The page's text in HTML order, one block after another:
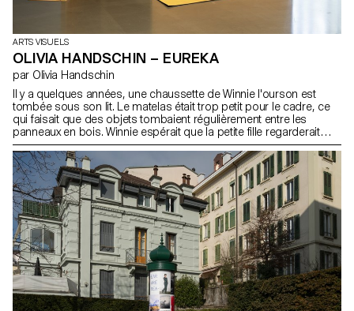
ARTS VISUELS
OLIVIA HANDSCHIN – EUREKA
par Olivia Handschin
Il y a quelques années, une chaussette de Winnie l'ourson est
tombée sous son lit. Le matelas était trop petit pour le cadre, ce
qui faisait que des objets tombaient régulièrement entre les
panneaux en bois. Winnie espérait que la petite fille regarderait
sous le lit, mais les enfants ont souvent une peur irrationnelle de
ce qui s'y cache, invoquant une peur instinctive de l'obscurité et de
tous ses monstres. En réalité, ce qui se trouvait en dessous était
un endroit particulier, un lieu qui collecte tous ces petits objets
oubliés qui glissent entre les panneaux—une sorte de portail vers
un royaume oublié, enfoui sous la poussière et des boîtes de
rangement anciennes. C'était le pire sort qu'un objet domestique
puisse endurer—une sorte de limbes—et selon la maison, il pouvait
s'écouler beaucoup de temps avant d'être retrouvé, si jamais on
vous retrouve un jour.